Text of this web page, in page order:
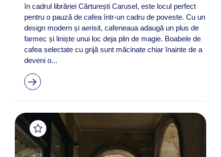
în cadrul librăriei Cărturești Carusel, este locul perfect
pentru o pauză de cafea într-un cadru de poveste. Cu un
design modern și aerisit, cafeneaua adaugă un plus de
farmec și liniște unui loc deja plin de magie. Boabele de
cafea selectate cu grijă sunt măcinate chiar înainte de a
deveni o...